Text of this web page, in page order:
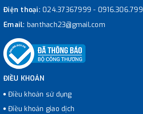
Điện thoại: 024.37367999 - 0916.306.799
Email: banthach23@gmail.com
ĐIỀU KHOẢN
Điều khoản sử dụng
Điều khoản giao dịch